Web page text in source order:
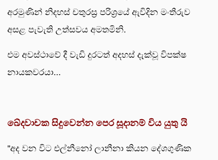
අරමුණින් නිදහස් චතුරස්‍ර පරිශ්‍රයේ ඇවිදින මංතීරුව
අසළ පැවැති උත්සවය අමතමිනි.
එම අවස්ථාවේ දී වැඩි දුරටත් අදහස් දැක්වූ විපක්ෂ
නායකවරයා...
ඛේදවාචක සිදුවෙන්න පෙර සූදානම් විය යුතු යි
''අද වන විට එල්නීනෝ ලානීනා කියන දේශගුණික